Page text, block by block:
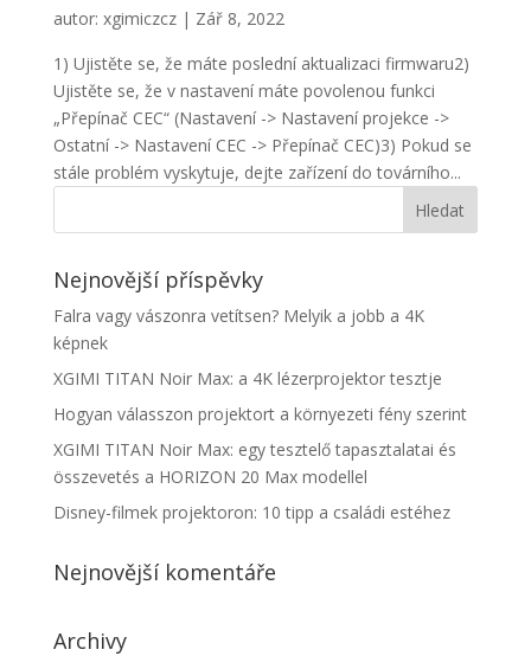
autor: xgimiczcz| Zář 8, 2022
1) Ujistěte se, že máte poslední aktualizaci firmwaru2)
Ujistěte se, že v nastavení máte povolenou funkci
„Přepínač CEC“ (Nastavení -> Nastavení projekce ->
Ostatní -> Nastavení CEC -> Přepínač CEC)3) Pokud se
stále problém vyskytuje, dejte zařízení do továrního...
Nejnovější příspěvky
Falra vagy vászonra vetítsen? Melyik a jobb a 4K
képnek
XGIMI TITAN Noir Max: a 4K lézerprojektor tesztje
Hogyan válasszon projektort a környezeti fény szerint
XGIMI TITAN Noir Max: egy tesztelő tapasztalatai és
összevetés a HORIZON 20 Max modellel
Disney-filmek projektoron: 10 tipp a családi estéhez
Nejnovější komentáře
Archivy